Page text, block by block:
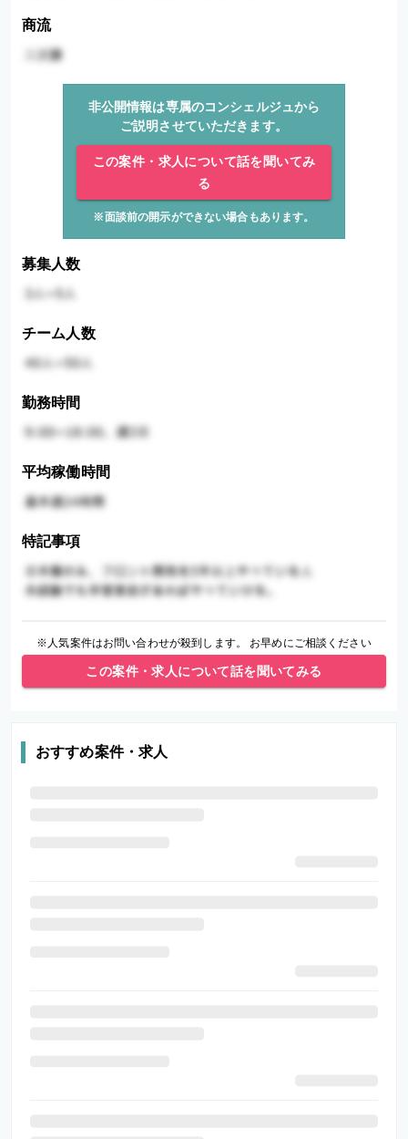
商流
非公開情報は専属のコンシェルジュから
ご説明させていただきます。
この案件・求人について話を聞いてみ
る
※面談前の開示ができない場合もあります。
募集人数
チーム人数
勤務時間
平均稼働時間
特記事項
※人気案件はお問い合わせが殺到します。 お早めにご相談ください
この案件・求人について話を聞いてみる
おすすめ案件・求人